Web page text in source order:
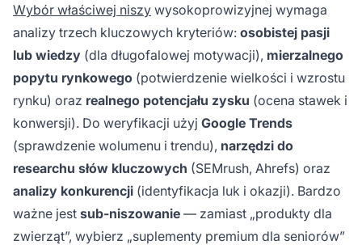
Wybór właściwej niszy wysokoprowizyjnej wymaga
analizy trzech kluczowych kryteriów: osobistej pasji
lub wiedzy (dla długofalowej motywacji), mierzalnego
popytu rynkowego (potwierdzenie wielkości i wzrostu
rynku) oraz realnego potencjału zysku (ocena stawek i
konwersji). Do weryfikacji użyj Google Trends
(sprawdzenie wolumenu i trendu), narzędzi do
researchu słów kluczowych (SEMrush, Ahrefs) oraz
analizy konkurencji (identyfikacja luk i okazji). Bardzo
ważne jest sub-niszowanie — zamiast „produkty dla
zwierząt”, wybierz „suplementy premium dla seniorów”